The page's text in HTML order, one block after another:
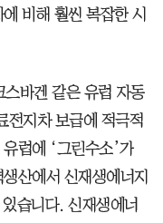
비해 훨씬 복잡한 시
바겐 같은 유럽 자동
전지차 보급에 적극적
럽에 ‘그린수소’가
산에서 신재생에너지
습니다. 신재생에너